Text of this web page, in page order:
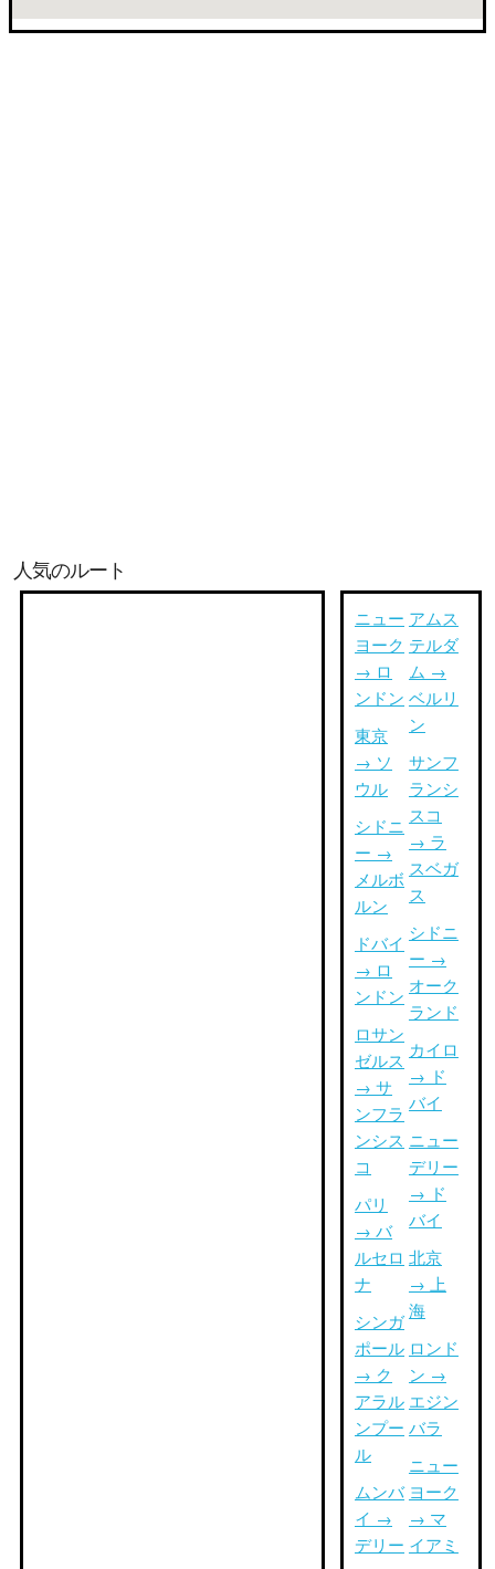
人気のルート
ニュー
ヨーク
→ ロ
ンドン
東京
→ ソ
ウル
シドニ
ー →
メルボ
ルン
ドバイ
→ ロ
ンドン
ロサン
ゼルス
→ サ
ンフラ
ンシス
コ
パリ
→ バ
ルセロ
ナ
シンガ
ポール
→ ク
アラル
ンプー
ル
ムンバ
イ →
デリー
アムス
テルダ
ム →
ベルリ
ン
サンフ
ランシ
スコ
→ ラ
スベガ
ス
シドニ
ー →
オーク
ランド
カイロ
→ ド
バイ
ニュー
デリー
→ ド
バイ
北京
→ 上
海
ロンド
ン →
エジン
バラ
ニュー
ヨーク
→ マ
イアミ